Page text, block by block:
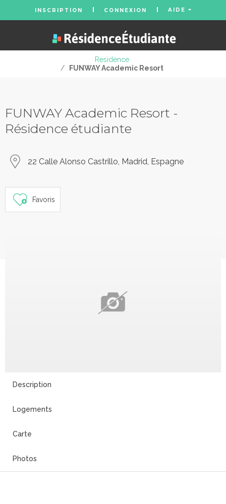
INSCRIPTION CONNEXION AIDE
Residence
/
FUNWAY Academic Resort
FUNWAY Academic Resort -
Résidence étudiante
22 Calle Alonso Castrillo, Madrid, Espagne
Favoris
Description
Logements
Carte
Photos